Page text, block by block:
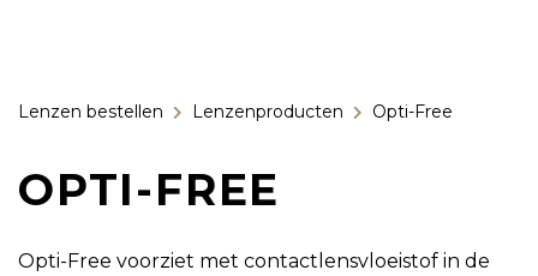
Lenzen bestellen Lenzenproducten Opti-Free
OPTI-FREE
Opti-Free voorziet met contactlensvloeistof in de